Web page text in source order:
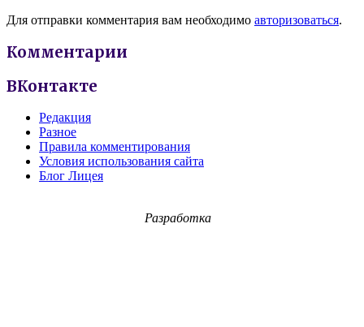
Для отправки комментария вам необходимо авторизоваться.
Комментарии
ВКонтакте
Редакция
Разное
Правила комментирования
Условия использования сайта
Блог Лицея
Разработка